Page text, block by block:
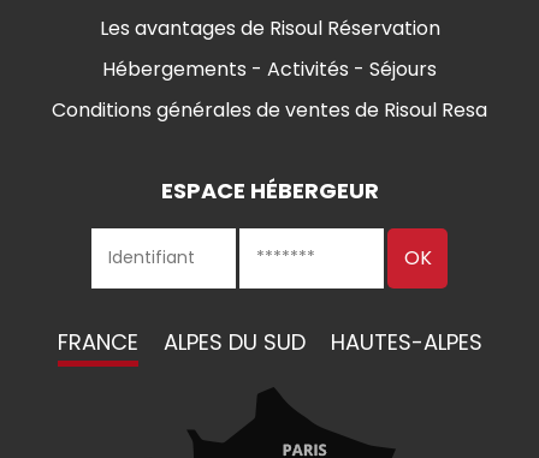
Les avantages de Risoul Réservation
Hébergements - Activités - Séjours
Conditions générales de ventes de Risoul Resa
ESPACE HÉBERGEUR
FRANCE ALPES DU SUD HAUTES-ALPES